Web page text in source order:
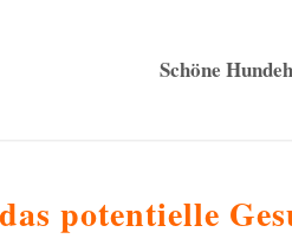
Schöne
potentielle